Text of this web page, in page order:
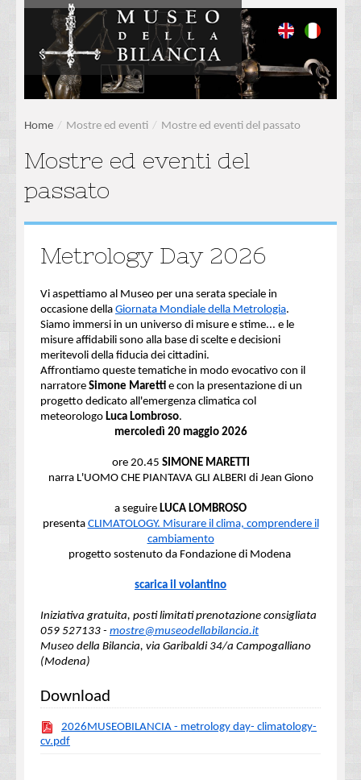
Home / Mostre ed eventi / Mostre ed eventi del passato
Mostre ed eventi del
passato
Metrology Day 2026
Vi aspettiamo al Museo per una serata speciale in
occasione della Giornata Mondiale della Metrologia.
Siamo immersi in un universo di misure e stime... e le
misure affidabili sono alla base di scelte e decisioni
meritevoli della fiducia dei cittadini.
Affrontiamo queste tematiche in modo evocativo con il
narratore Simone Maretti e con la presentazione di un
progetto dedicato all'emergenza climatica col
meteorologo Luca Lombroso.
mercoledì 20 maggio 2026
ore 20.45 SIMONE MARETTI
narra L'UOMO CHE PIANTAVA GLI ALBERI di Jean Giono
a seguire LUCA LOMBROSO
presenta CLIMATOLOGY. Misurare il clima, comprendere il
cambiamento
progetto sostenuto da Fondazione di Modena
scarica il volantino
Iniziativa gratuita, posti limitati prenotazione consigliata
059 527133 - mostre@museodellabilancia.it
Museo della Bilancia, via Garibaldi 34/a Campogalliano
(Modena)
Download
2026MUSEOBILANCIA - metrology day- climatology-
cv.pdf